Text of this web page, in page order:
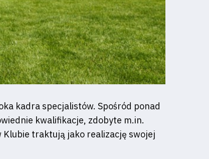
kadra specjalistów. Spośród ponad
kwalifikacje, zdobyte m.in.
Klubie traktują jako realizację swojej